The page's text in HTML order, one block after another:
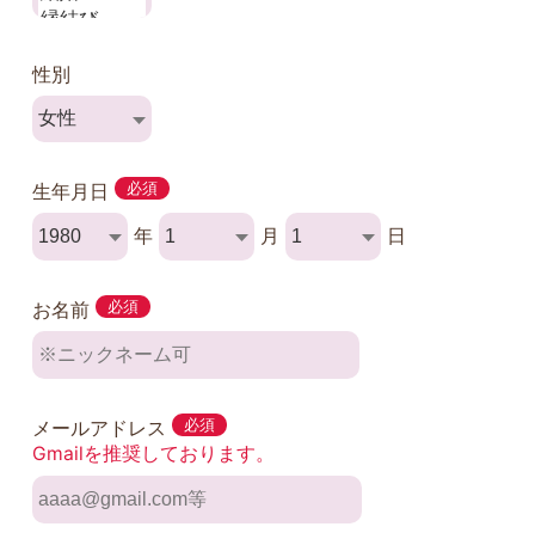
性別
生年月日 必須
年 月 日
お名前 必須
メールアドレス 必須
Gmailを推奨しております。